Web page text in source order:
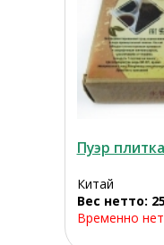
Пуэр
Китай
Вес нетто:
Временно нет